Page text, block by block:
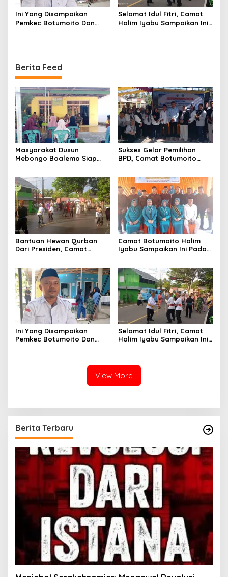
Ini Yang Disampaikan
Pemkec Botumoito Dan
Selamat Idul Fitri, Camat
Halim Iyabu Sampaikan Ini
Berita Feed
Masyarakat Dusun
Mebongo Boalemo Siap
Sukses Gelar Pemilihan
BPD, Camat Botumoito
Bantuan Hewan Qurban
Dari Presiden, Camat
Camat Botumoito Halim
Iyabu Sampaikan Ini Pada
Ini Yang Disampaikan
Pemkec Botumoito Dan
Selamat Idul Fitri, Camat
Halim Iyabu Sampaikan Ini
View More
Berita Terbaru